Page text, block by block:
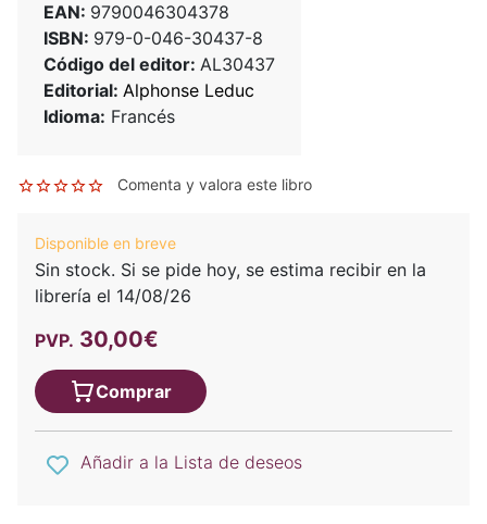
EAN: 9790046304378
ISBN: 979-0-046-30437-8
Código del editor: AL30437
Editorial: Alphonse Leduc
Idioma: Francés
Comenta y valora este libro
Disponible en breve
Sin stock. Si se pide hoy, se estima recibir en la
librería el 14/08/26
PVP. 30,00€
Comprar
Añadir a la Lista de deseos